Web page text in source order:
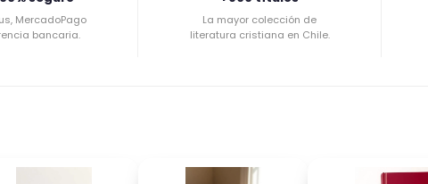
MercadoPago
bancaria.
La mayor colección de
literatura cristiana en Chile.